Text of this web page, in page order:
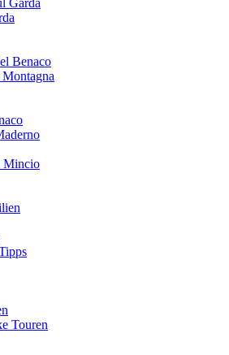
Garda
Benaco
Mincio
Touren